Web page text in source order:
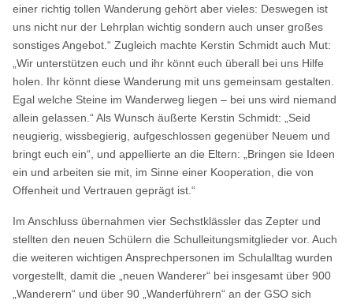
einer richtig tollen Wanderung gehört aber vieles: Deswegen ist
uns nicht nur der Lehrplan wichtig sondern auch unser großes
sonstiges Angebot.“ Zugleich machte Kerstin Schmidt auch Mut:
„Wir unterstützen euch und ihr könnt euch überall bei uns Hilfe
holen. Ihr könnt diese Wanderung mit uns gemeinsam gestalten.
Egal welche Steine im Wanderweg liegen – bei uns wird niemand
allein gelassen.“ Als Wunsch äußerte Kerstin Schmidt: „Seid
neugierig, wissbegierig, aufgeschlossen gegenüber Neuem und
bringt euch ein“, und appellierte an die Eltern: „Bringen sie Ideen
ein und arbeiten sie mit, im Sinne einer Kooperation, die von
Offenheit und Vertrauen geprägt ist.“
Im Anschluss übernahmen vier Sechstklässler das Zepter und
stellten den neuen Schülern die Schulleitungsmitglieder vor. Auch
die weiteren wichtigen Ansprechpersonen im Schulalltag wurden
vorgestellt, damit die „neuen Wanderer“ bei insgesamt über 900
„Wanderern“ und über 90 „Wanderführern“ an der GSO sich